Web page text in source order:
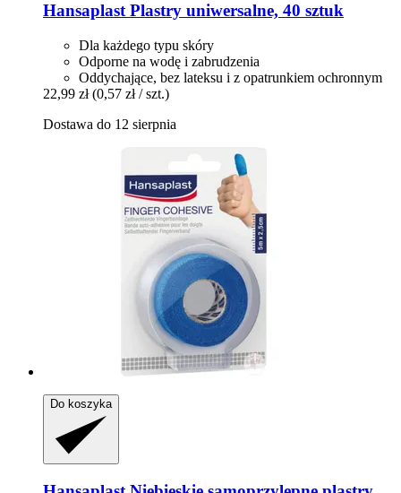
HansaplastPlastry uniwersalne, 40 sztuk
Dla każdego typu skóry
Odporne na wodę i zabrudzenia
Oddychające, bez lateksu i z opatrunkiem ochronnym
22,99 zł (0,57 zł / szt.)
Dostawa do 12 sierpnia
Do koszyka